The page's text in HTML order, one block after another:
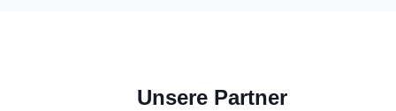
Unsere Partner